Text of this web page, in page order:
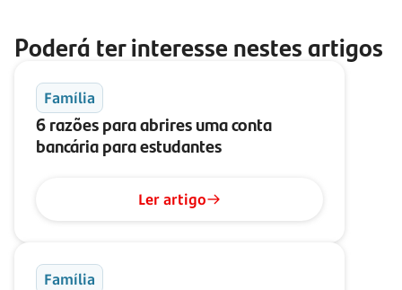
Poderá ter interesse nestes artigos
Família
6 razões para abrires uma conta
bancária para estudantes
Ler artigo
Família